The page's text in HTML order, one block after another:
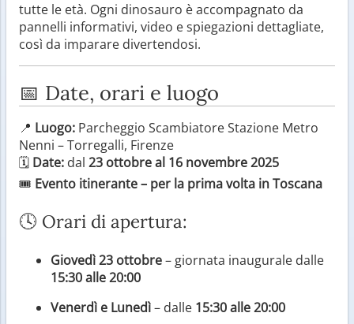
tutte le età. Ogni dinosauro è accompagnato da
pannelli informativi, video e spiegazioni dettagliate,
così da imparare divertendosi.
📅 Date, orari e luogo
📍 Luogo: Parcheggio Scambiatore Stazione Metro
Nenni – Torregalli, Firenze
🗓️ Date: dal 23 ottobre al 16 novembre 2025
🎟️ Evento itinerante – per la prima volta in Toscana
🕓 Orari di apertura:
Giovedì 23 ottobre– giornata inaugurale dalle
15:30 alle 20:00
Venerdì e Lunedì– dalle 15:30 alle 20:00